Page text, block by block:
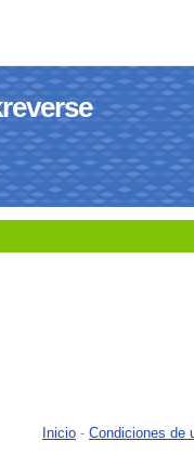
Inicio - Condiciones de